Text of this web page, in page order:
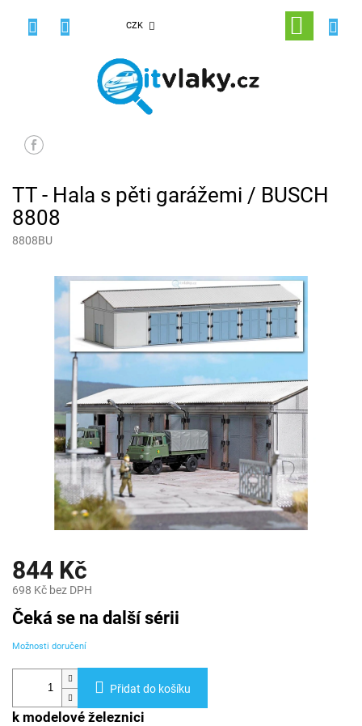
CZK
NÁKUPNÍ
KOŠÍK
TT - Hala s pěti garážemi / BUSCH
8808
8808BU
844 Kč
698 Kč bez DPH
Měrná
cena:
Čeká se na další sérii
Možnosti doručení
Přidat do košíku
k modelové železnici